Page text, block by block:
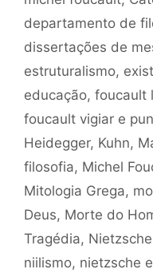
departamento de
dissertações de
estruturalismo,
educação, foucault
foucault vigiar e
Heidegger, Kuhn,
filosofia, Michel
Mitologia Grega,
Deus, Morte do
Tragédia, Nietzsche
niilismo, nietzsche